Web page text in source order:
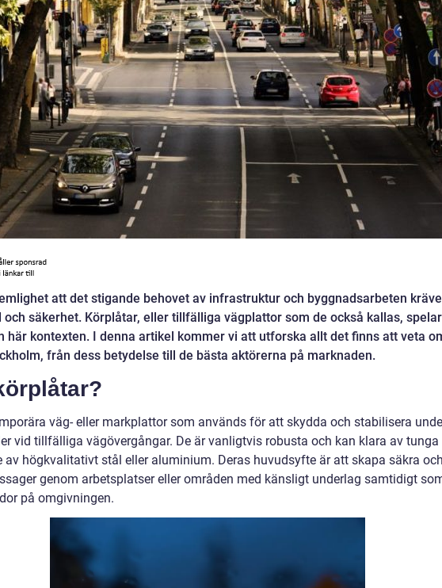
att det stigande behovet av infrastruktur och byggnadsarbeten
och säkerhet. Körplåtar, eller tillfälliga vägplattor som de också kallas,
här kontexten. I denna artikel kommer vi att utforska allt det finns att veta
från dess betydelse till de bästa aktörerna på marknaden.
väg- eller markplattor som används för att skydda och stabilisera
vid tillfälliga vägövergångar. De är vanligtvis robusta och kan klara av tunga
av högkvalitativt stål eller aluminium. Deras huvudsyfte är att skapa säkra och
genom arbetsplatser eller områden med känsligt underlag samtidigt
på omgivningen.